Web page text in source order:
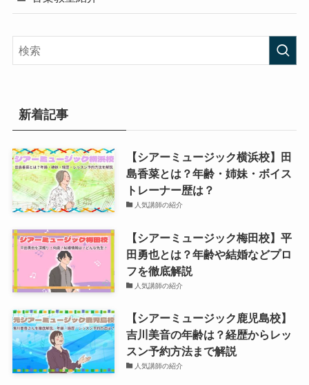
新着記事
【シアーミュージック横浜校】田
島香菜とは？年齢・姉妹・ボイス
トレーナー歴は？
人気講師の紹介
【シアーミュージック梅田校】平
田勇也とは？年齢や結婚などプロ
フを徹底解説
人気講師の紹介
【シアーミュージック鹿児島校】
吉川美音の年齢は？経歴からレッ
スン予約方法まで解説
人気講師の紹介